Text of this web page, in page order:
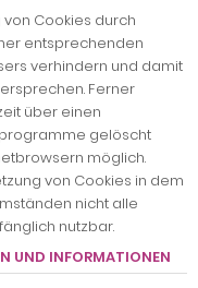
Cookies durch
entsprechenden
verhindern und damit
Ferner
über einen
gelöscht
möglich.
von Cookies in dem
nicht alle
nutzbar.
UND INFORMATIONEN